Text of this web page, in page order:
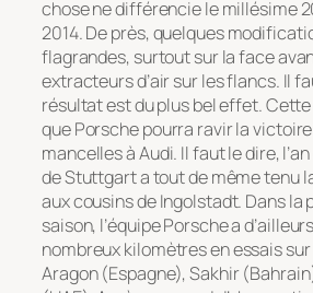
chose ne différencie le millésime
2014. De près, quelques
flagrandes, surtout sur la face
extracteurs d’air sur les flancs. Il
résultat est du plus bel effet.
que Porsche pourra ravir la
mancelles à Audi. Il faut le dire,
de Stuttgart a tout de même tenu
aux cousins de Ingolstadt. Dans la
saison, l’équipe Porsche a
nombreux kilomètres en essais
Aragon (Espagne), Sakhir